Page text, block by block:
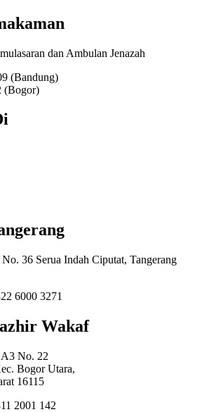
dan Ambulan Jenazah
(Bandung)
(Bogor)
36 Serua Indah Ciputat, Tangerang
6000 3271
Wakaf
No. 22
Bogor Utara,
16115
2001 142